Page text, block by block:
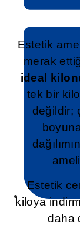
Estetik
merak
ideal
tek bir
değildir;
Estetik
kiloya
daha